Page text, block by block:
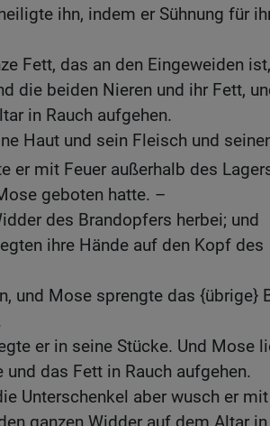
ihn, indem er Sühnung für
Fett, das an den Eingeweiden
die beiden Nieren und ihr Fett,
in Rauch aufgehen.
Haut und sein Fleisch und
er mit Feuer außerhalb des
geboten hatte. –
des Brandopfers herbei; und
ihre Hände auf den Kopf des
und Mose sprengte das {übrige}
er in seine Stücke. Und Mose
das Fett in Rauch aufgehen.
Unterschenkel aber wusch er mit